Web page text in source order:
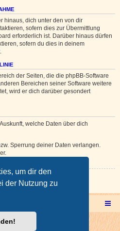
um dir den
der Nutzung zu
hinaus, dich unter den von dir
sofern dies zur Übermittlung
erforderlich ist. Darüber hinaus dürfen
sofern du dies in deinem
der Seiten, die die phpBB-Software
Bereichen seiner Software weitere
wird er dich darüber gesondert
welche Daten über dich
Sperrung deiner Daten verlangen.
Software © phpBB Limited
phpBB.de